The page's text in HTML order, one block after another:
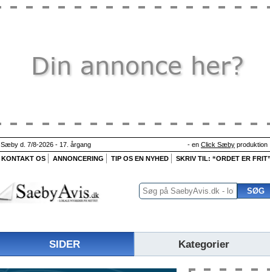
Sæby d. 7/8-2026 - 17. årgang - en Click Sæby produktion
KONTAKT OS
ANNONCERING TIP OS EN NYHED SKRIV TIL: “ORDET ER
SIDER Kategorier